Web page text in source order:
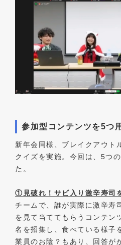
参加型コンテンツを5つ
新年会同様、ブレイクアウト
クイズを実施。今回は、5つ
た。
①見破れ！サビ入り激辛寿司
チームで、誰が実際に激辛寿
を見て当ててもらうコンテン
名を招集し、食べている様子
業員のお陰？もあり、回答が